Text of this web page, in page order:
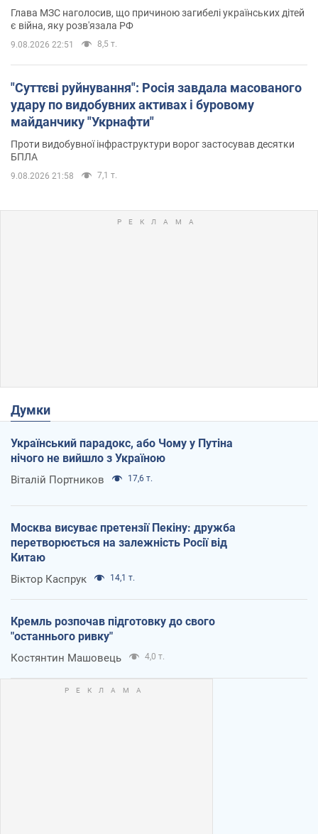
Глава МЗС наголосив, що причиною загибелі українських дітей
є війна, яку розв'язала РФ
9.08.2026 22:51 8,5 т.
"Суттєві руйнування": Росія завдала масованого
удару по видобувних активах і буровому
майданчику "Укрнафти"
Проти видобувної інфраструктури ворог застосував десятки
БПЛА
9.08.2026 21:58 7,1 т.
Думки
Український парадокс, або Чому у Путіна
нічого не вийшло з Україною
Віталій Портников 17,6 т.
Москва висуває претензії Пекіну: дружба
перетворюється на залежність Росії від
Китаю
Віктор Каспрук 14,1 т.
Кремль розпочав підготовку до свого
"останнього ривку"
Костянтин Машовець 4,0 т.